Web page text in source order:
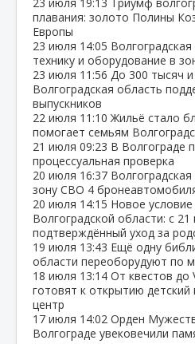
плавания: золото Полины
Европы
23 июля 14:05
технику и оборудование в
23 июля 11:56 До 300 тысяч и
Волгоградская область
выпускников
22 июля 11:10 Жильё стало
помогает семьям
21 июля 09:23 В Волгограде
процессуальная проверка
20 июля 16:37
зону СВО 4
20 июля 14:15 Новое
Волгоградской области: с
подтверждённый уход за
19 июля 13:43 Ещё одну
области переоборудуют по
18 июля 13:14 От квестов до
готовят к открытию детский
центр
17 июля 14:02 Орден
Волгограде увековечили